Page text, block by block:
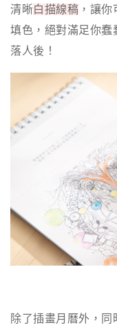
清晰白描線稿 ，讓
填色，絕對滿足你蠢
落人後！
除了插畫月曆外，